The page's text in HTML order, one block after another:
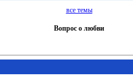
все темы
Вопрос о любви